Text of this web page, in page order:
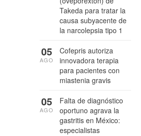
Takeda para tratar la
causa subyacente de
la narcolepsia tipo 1
Cofepris autoriza
innovadora terapia
para pacientes con
miastenia gravis
05
AGO
Falta de diagnóstico
oportuno agrava la
gastritis en México:
especialistas
05
AGO